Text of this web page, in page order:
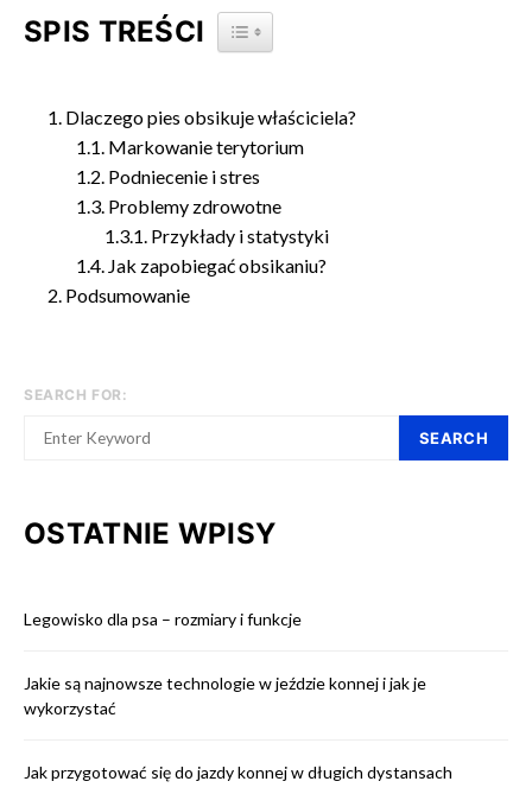
SPIS TREŚCI TOGGLE TABLE OF CONTENT
Dlaczego pies obsikuje właściciela?
Markowanie terytorium
Podniecenie i stres
Problemy zdrowotne
Przykłady i statystyki
Jak zapobiegać obsikaniu?
Podsumowanie
SEARCH FOR:
SEARCH
OSTATNIE WPISY
Legowisko dla psa – rozmiary i funkcje
Jakie są najnowsze technologie w jeździe konnej i jak je
wykorzystać
Jak przygotować się do jazdy konnej w długich dystansach